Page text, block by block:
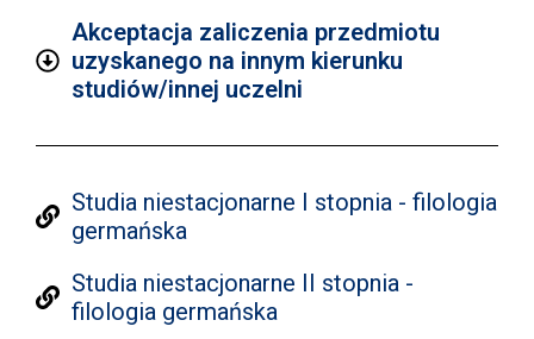
Akceptacja zaliczenia przedmiotu
uzyskanego na innym kierunku
studiów/innej uczelni
Studia niestacjonarne I stopnia - filologia
germańska
Studia niestacjonarne II stopnia -
filologia germańska